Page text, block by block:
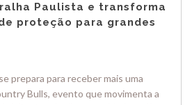
Paulista e transforma
proteção para grandes
prepara para receber mais uma
Bulls, evento que movimenta a